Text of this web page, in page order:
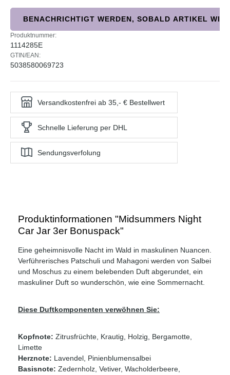
BENACHRICHTIGT WERDEN, SOBALD ARTIKEL
Produktnummer:
1114285E
GTIN/EAN:
5038580069723
Versandkostenfrei ab 35,- € Bestellwert
Schnelle Lieferung per DHL
Sendungsverfolung
Produktinformationen "Midsummers Night
Car Jar 3er Bonuspack"
Eine geheimnisvolle Nacht im Wald in maskulinen Nuancen.
Verführerisches Patschuli und Mahagoni werden von Salbei
und Moschus zu einem belebenden Duft abgerundet, ein
maskuliner Duft so wunderschön, wie eine Sommernacht.
Diese Duftkomponenten verwöhnen Sie:
Kopfnote: Zitrusfrüchte, Krautig, Holzig, Bergamotte,
Limette
Herznote: Lavendel, Pinienblumensalbei
Basisnote: Zedernholz, Vetiver, Wacholderbeere,